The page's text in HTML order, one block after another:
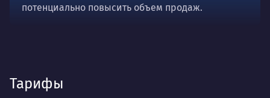
потенциально повысить объем продаж.
Тарифы